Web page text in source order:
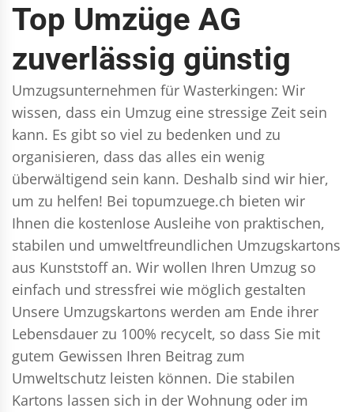
Top Umzüge AG
zuverlässig günstig
Umzugsunternehmen für Wasterkingen: Wir
wissen, dass ein Umzug eine stressige Zeit sein
kann. Es gibt so viel zu bedenken und zu
organisieren, dass das alles ein wenig
überwältigend sein kann. Deshalb sind wir hier,
um zu helfen! Bei topumzuege.ch bieten wir
Ihnen die kostenlose Ausleihe von praktischen,
stabilen und umweltfreundlichen Umzugskartons
aus Kunststoff an. Wir wollen Ihren Umzug so
einfach und stressfrei wie möglich gestalten
Unsere Umzugskartons werden am Ende ihrer
Lebensdauer zu 100% recycelt, so dass Sie mit
gutem Gewissen Ihren Beitrag zum
Umweltschutz leisten können. Die stabilen
Kartons lassen sich in der Wohnung oder im